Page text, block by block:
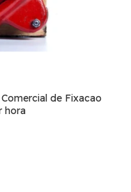
de Fixacao
hora